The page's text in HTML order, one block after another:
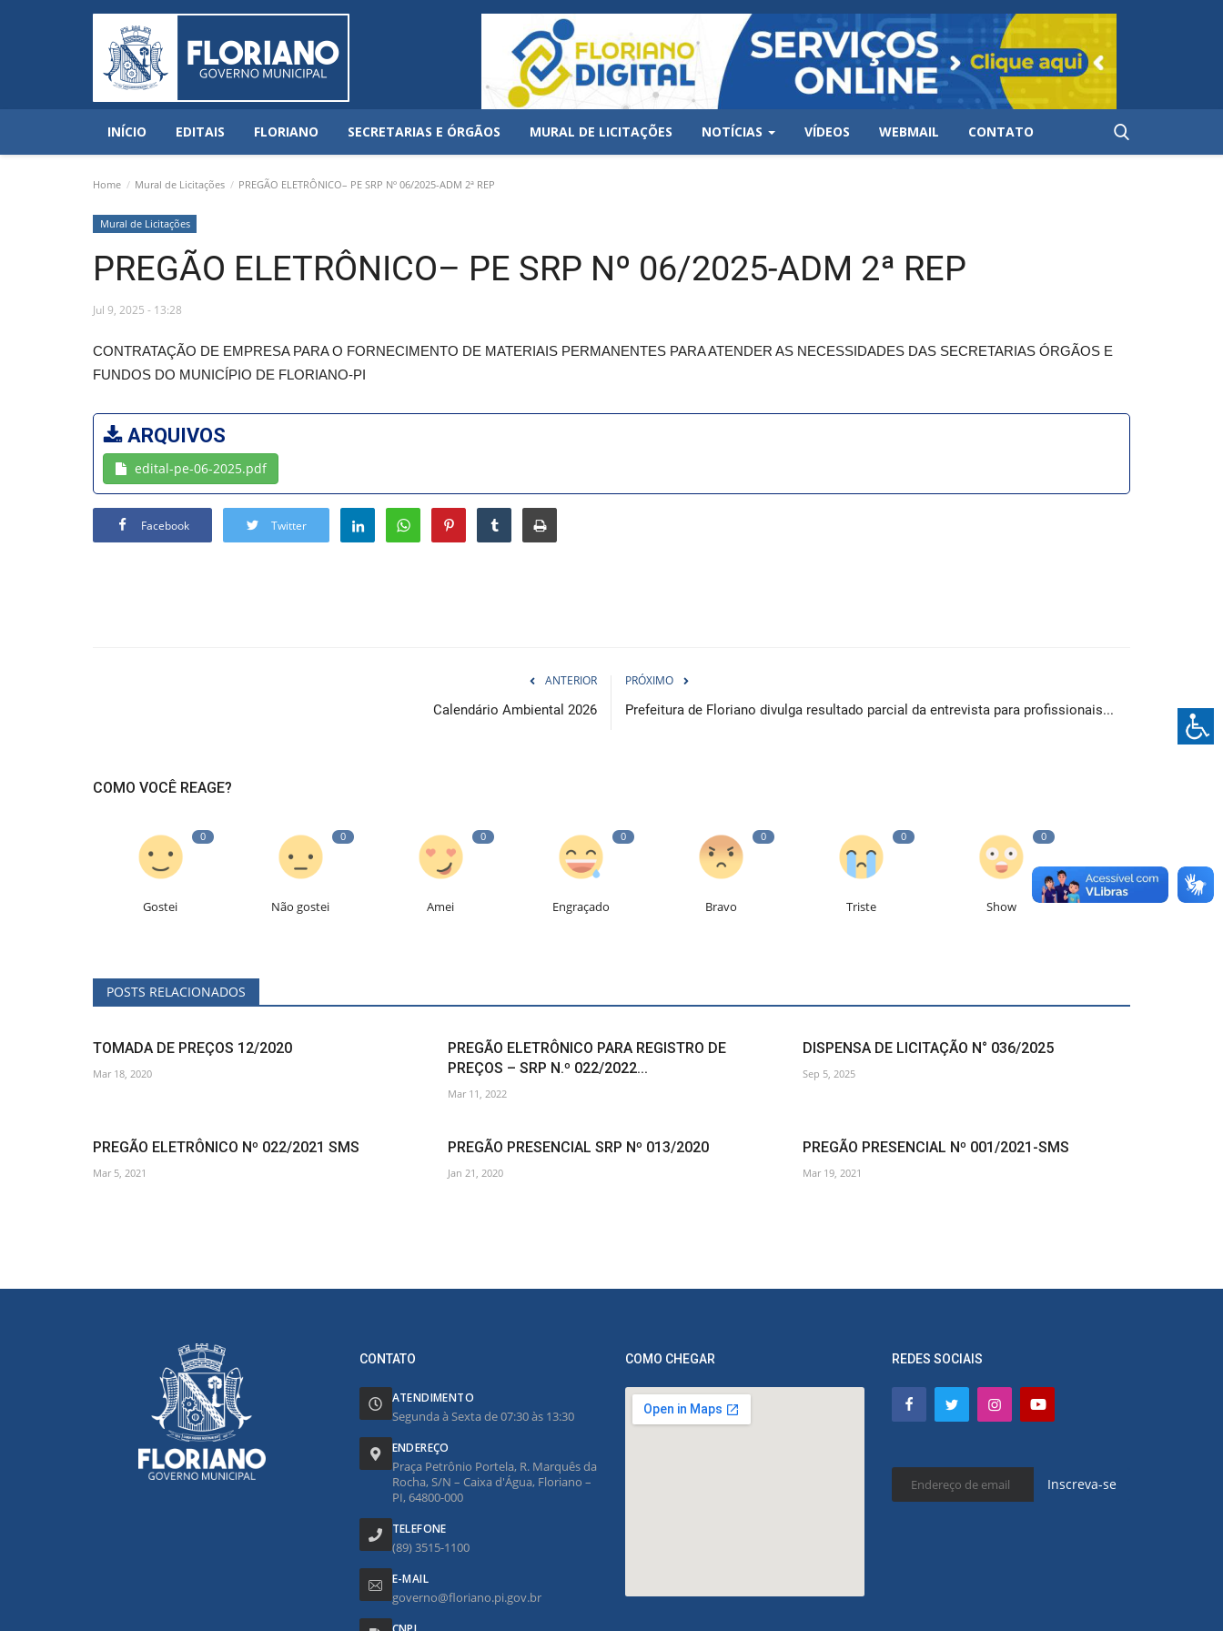
INÍCIO EDITAIS FLORIANO SECRETARIAS E ÓRGÃOS MURAL DE LICITAÇÕES NOTÍCIAS VÍDEOS WEBMAIL CONTATO
Home Mural de Licitações PREGÃO ELETRÔNICO– PE SRP Nº 06/2025-ADM 2ª REP
Mural de Licitações
PREGÃO ELETRÔNICO– PE SRP Nº 06/2025-ADM 2ª REP
Jul 9, 2025 - 13:28
CONTRATAÇÃO DE EMPRESA PARA O FORNECIMENTO DE MATERIAIS PERMANENTES PARA ATENDER AS NECESSIDADES DAS SECRETARIAS ÓRGÃOS E
FUNDOS DO MUNICÍPIO DE FLORIANO-PI
ARQUIVOS
edital-pe-06-2025.pdf
Facebook Twitter
ANTERIOR
Calendário Ambiental 2026
PRÓXIMO
Prefeitura de Floriano divulga resultado parcial da entrevista para profissionais...
COMO VOCÊ REAGE?
0
Gostei
0
Não gostei
0
Amei
0
Engraçado
0
Bravo
0
Triste
0
Show
POSTS RELACIONADOS
TOMADA DE PREÇOS 12/2020
Mar 18, 2020
PREGÃO ELETRÔNICO PARA REGISTRO DE
PREÇOS – SRP N.º 022/2022...
Mar 11, 2022
DISPENSA DE LICITAÇÃO N° 036/2025
Sep 5, 2025
PREGÃO ELETRÔNICO Nº 022/2021 SMS
Mar 5, 2021
PREGÃO PRESENCIAL SRP Nº 013/2020
Jan 21, 2020
PREGÃO PRESENCIAL Nº 001/2021-SMS
Mar 19, 2021
CONTATO
ATENDIMENTO
Segunda à Sexta de 07:30 às 13:30
ENDEREÇO
Praça Petrônio Portela, R. Marquês da
Rocha, S/N – Caixa d'Água, Floriano –
PI, 64800-000
TELEFONE
(89) 3515-1100
E-MAIL
governo@floriano.pi.gov.br
COMO CHEGAR REDES SOCIAIS
Inscreva-se